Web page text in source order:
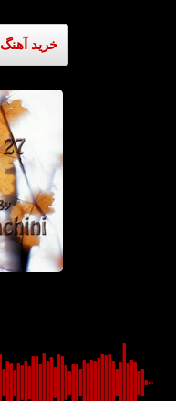
خرید آهنگ ۱۵۰۰۰ تومان